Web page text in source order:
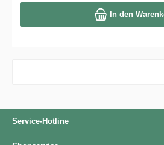
auf Maisbasis, nimmst Du von
g.Diese glutenfreie
ungeöffnet 10 Monate haltbar! 100%
In den
Service-Hotline